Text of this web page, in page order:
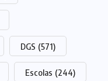
DGS (571)
Escolas (244)